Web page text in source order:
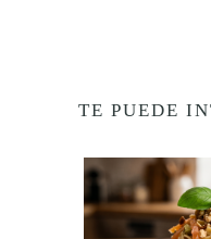
TE PUEDE